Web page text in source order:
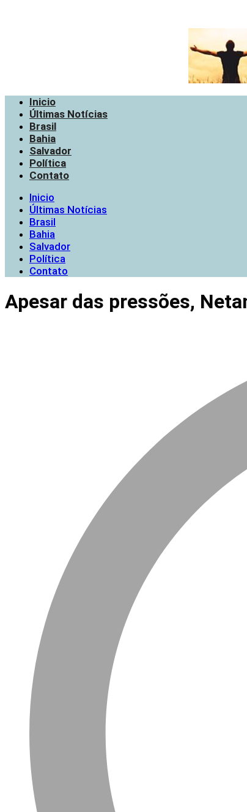
Inicio
Últimas Notícias
Brasil
Bahia
Salvador
Política
Contato
Inicio
Últimas Notícias
Brasil
Bahia
Salvador
Política
Contato
Apesar das pressões,